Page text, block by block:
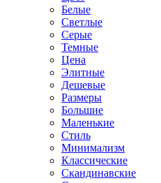
Белые
Светлые
Серые
Темные
Цена
Элитные
Дешевые
Размеры
Большие
Маленькие
Стиль
Минимализм
Классические
Скандинавские